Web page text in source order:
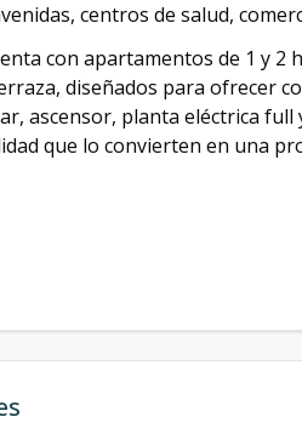
centros de salud,
con apartamentos de 1 y 2
diseñados para ofrecer
ascensor, planta eléctrica
que lo convierten en una